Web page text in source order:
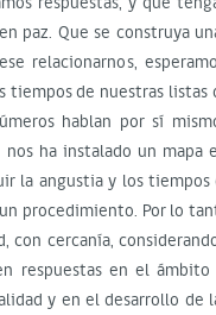
paz. Que se construya
relacionarnos,
de nuestras listas
hablan por sí
ha instalado un
la angustia y los
procedimiento. Por lo
con cercanía,
respuestas en el
y en el desarrollo de